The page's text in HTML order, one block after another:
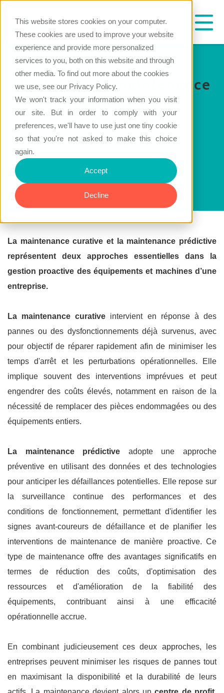
This website stores cookies on your computer.
These cookies are used to improve your website
experience and provide more personalized
services to you, both on this website and through
other media. To find out more about the cookies
we use, see our Privacy Policy.
We won't track your information when you visit
our site. But in order to comply with your
preferences, we'll have to use just one tiny cookie
so that you're not asked to make this choice
again.
Accept
Decline
Digitaliser la maintenance
industrielle dans
l’entreprise
La maintenance curative et la maintenance prédictive
représentent deux approches essentielles dans la
gestion proactive des équipements et machines d’une
entreprise.
La maintenance curative intervient en réponse à des
pannes ou des dysfonctionnements déjà survenus, avec
pour objectif de réparer rapidement afin de minimiser les
temps d'arrêt et les perturbations opérationnelles. Elle
implique souvent des interventions imprévues et peut
engendrer des coûts élevés, notamment en raison de la
nécessité de remplacer des pièces endommagées ou des
équipements entiers.
La maintenance prédictive adopte une approche
préventive en utilisant des données et des technologies
pour anticiper les défaillances potentielles. Elle repose sur
la surveillance continue des performances et des
conditions de fonctionnement, permettant d'identifier les
signes avant-coureurs de défaillance et de planifier les
interventions de maintenance de manière proactive. Ce
type de maintenance offre des avantages significatifs en
termes de réduction des coûts, d'optimisation des
ressources et d'amélioration de la fiabilité des
équipements, contribuant ainsi à une efficacité
opérationnelle accrue.
En combinant judicieusement ces deux approches, les
entreprises peuvent minimiser les risques de pannes tout
en maximisant la disponibilité et la durabilité de leurs